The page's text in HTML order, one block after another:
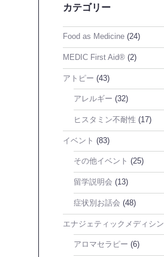
カテゴリー
Food as Medicine (24)
MEDIC First Aid® (2)
アトピー (43)
アレルギー (32)
ヒスタミン不耐性 (17)
イベント (83)
その他イベント (25)
留学説明会 (13)
症状別お話会 (48)
エナジェティックメディシン
アロマセラピー (6)